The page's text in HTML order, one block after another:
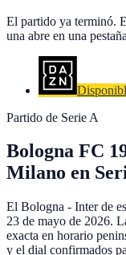
El partido ya terminó.
una abre en una
Partido de Serie A
Bologna FC
Milano en
El Bologna - Inter de
23 de mayo de 2026.
exacta en horario
y el dial confirmados